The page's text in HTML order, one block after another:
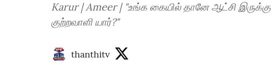
Karur | Ameer | "உங்க கையில் தானே ஆட்சி இருக்கு கரூர் சம்பவத்தில் உண்மையான
குற்றவாளி யார்?"
thanthitv